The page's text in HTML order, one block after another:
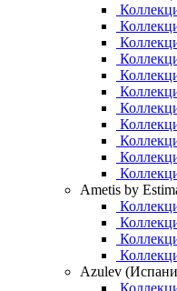
Ametis by
Azulev